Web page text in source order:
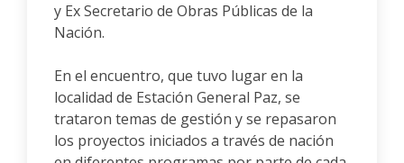
y Ex Secretario de Obras Públicas de la
Nación.
En el encuentro, que tuvo lugar en la
localidad de Estación General Paz, se
trataron temas de gestión y se repasaron
los proyectos iniciados a través de nación